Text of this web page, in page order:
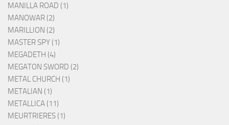
MANILLA ROAD (1)
MANOWAR (2)
MARILLION (2)
MASTER SPY (1)
MEGADETH (4)
MEGATON SWORD (2)
METAL CHURCH (1)
METALIAN (1)
METALLICA (11)
MEURTRIERES (1)